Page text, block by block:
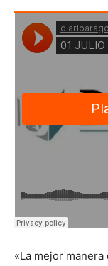
«La mejor